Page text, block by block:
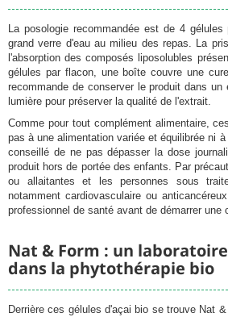
La posologie recommandée est de 4
grand verre d'eau au milieu des repas. La
l'absorption des composés liposolubles
gélules par flacon, une boîte couvre une
recommande de conserver le produit dans
lumière pour préserver la qualité de l'extrait.
Comme pour tout complément alimentaire,
pas à une alimentation variée et équilibrée ni
conseillé de ne pas dépasser la dose
produit hors de portée des enfants. Par
ou allaitantes et les personnes sous
notamment cardiovasculaire ou
professionnel de santé avant de démarrer une
Nat & Form : un
dans la phytothérapie bio
Derrière ces gélules d'açai bio se trouve Nat